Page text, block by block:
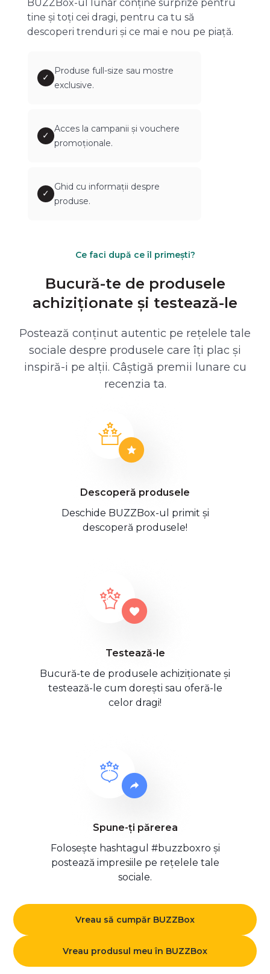
BUZZBox-ul lunar conține surprize pentru
tine și toți cei dragi, pentru ca tu să
descoperi trenduri și ce mai e nou pe piață.
✓
Produse full-size sau mostre
exclusive.
✓
Acces la campanii și vouchere
promoționale.
✓
Ghid cu informații despre
produse.
Ce faci după ce îl primești?
Bucură-te de produsele
achiziționate și testează-le
Postează conținut autentic pe rețelele tale
sociale despre produsele care îți plac și
inspiră-i pe alții. Câștigă premii lunare cu
recenzia ta.
Descoperă produsele
Deschide BUZZBox-ul primit și
descoperă produsele!
Testează-le
Bucură-te de produsele achiziționate și
testează-le cum dorești sau oferă-le
celor dragi!
Spune-ți părerea
Folosește hashtagul #buzzboxro și
postează impresiile pe rețelele tale
sociale.
Vreau să cumpăr BUZZBox
Vreau produsul meu în BUZZBox